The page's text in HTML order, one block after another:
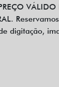
VÁLIDO
digitação,